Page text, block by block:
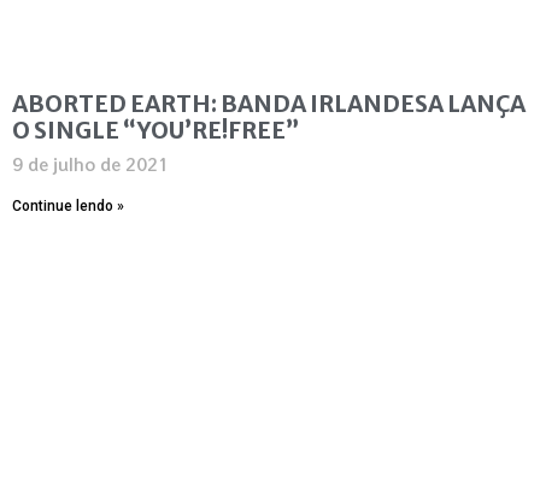
ABORTED EARTH: BANDA IRLANDESA LANÇA
O SINGLE “YOU’RE!FREE”
9 de julho de 2021
Continue lendo »